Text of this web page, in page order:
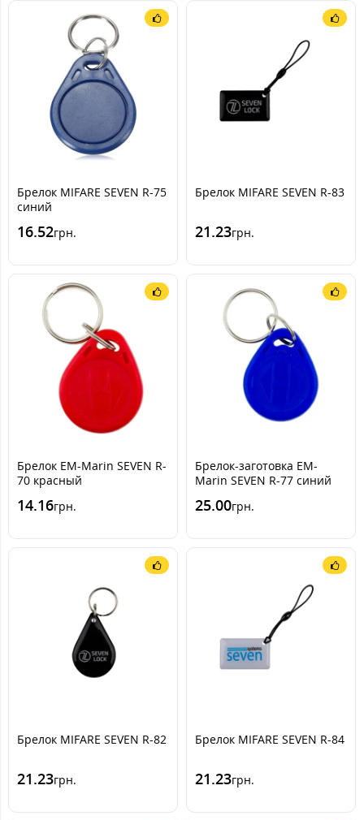
Брелок MIFARE SEVEN R-75
синий
16.52грн.
Брелок MIFARE SEVEN R-83
21.23грн.
Брелок EM-Marin SEVEN R-
70 красный
14.16грн.
Брелок-заготовка EM-
Marin SEVEN R-77 синий
25.00грн.
Брелок MIFARE SEVEN R-82
21.23грн.
Брелок MIFARE SEVEN R-84
21.23грн.